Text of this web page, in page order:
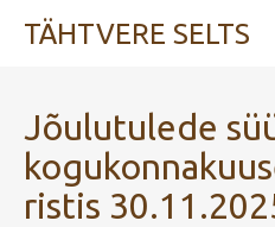
TÄHTVERE SELTS
Jõulutulede
ristis